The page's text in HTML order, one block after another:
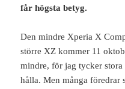
får högsta betyg.
Den mindre Xperia X
större XZ kommer 11
mindre, för jag tycker
hålla. Men många föredrar